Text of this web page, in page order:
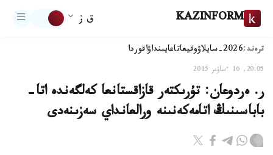
KAZINFORM ق ز
ترەند:2026-سايلاۋ وقيعاتاعايىنداۋاقوردا
20:05, 16 ءساۋىر 2015
ر. ەردوعان: تۇرىكتەر قازاقستانعا كەلگەندە اتا-
باباسىنىڭ اتامەكەنىنە ورالعانداي سەزىنەدى